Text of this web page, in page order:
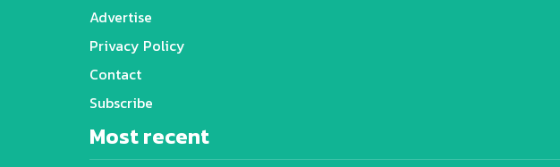
Advertise
Privacy Policy
Contact
Subscribe
Most recent